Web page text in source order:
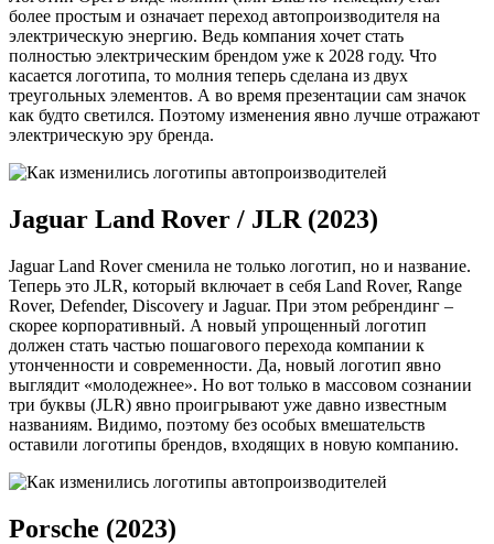
более простым и означает переход автопроизводителя на
электрическую энергию. Ведь компания хочет стать
полностью электрическим брендом уже к 2028 году. Что
касается логотипа, то молния теперь сделана из двух
треугольных элементов. А во время презентации сам значок
как будто светился. Поэтому изменения явно лучше отражают
электрическую эру бренда.
Jaguar Land Rover / JLR (2023)
Jaguar Land Rover сменила не только логотип, но и название.
Теперь это JLR, который включает в себя Land Rover, Range
Rover, Defender, Discovery и Jaguar. При этом ребрендинг –
скорее корпоративный. А новый упрощенный логотип
должен стать частью пошагового перехода компании к
утонченности и современности. Да, новый логотип явно
выглядит «‎молодежнее»‎. Но вот только в массовом сознании
три буквы (JLR) явно проигрывают уже давно известным
названиям. Видимо, поэтому без особых вмешательств
оставили логотипы брендов, входящих в новую компанию.
Porsche (2023)